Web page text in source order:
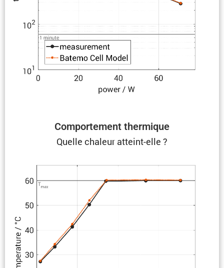
Compor­te­ment thermique
Quelle chaleur atteint-elle ?